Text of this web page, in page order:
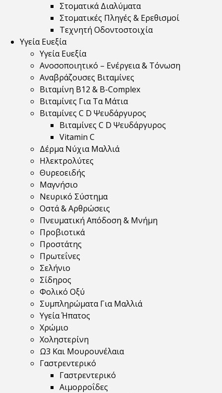
Στοματικά Διαλύματα
Στοματικές Πληγές & Ερεθισμοί
Τεχνητή Οδοντοστοιχία
Υγεία Ευεξία
Υγεία Ευεξία
Ανοσοποιητικό – Ενέργεια & Τόνωση
Αναβράζουσες Βιταμίνες
Βιταμίνη B12 & Β-Complex
Βιταμίνες Για Τα Μάτια
Βιταμίνες C D Ψευδάργυρος
Βιταμίνες C D Ψευδάργυρος
Vitamin C
Δέρμα Νύχια Μαλλιά
Ηλεκτρολύτες
Θυρεοειδής
Μαγνήσιο
Νευρικό Σύστημα
Οστά & Αρθρώσεις
Πνευματική Απόδοση & Μνήμη
Προβιοτικά
Προστάτης
Πρωτεΐνες
Σελήνιο
Σίδηρος
Φολικό Οξύ
Συμπληρώματα Για Μαλλιά
Υγεία Ήπατος
Χρώμιο
Χοληστερίνη
Ω3 Και Μουρουνέλαια
Γαστρεντερικό
Γαστρεντερικό
Αιμορροΐδες